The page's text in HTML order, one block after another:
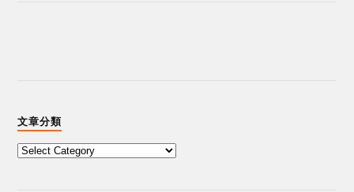
文章分類